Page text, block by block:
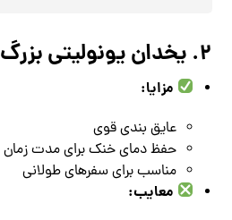
2. یخدان یونولیتی بزرگ:
مزایا:
عایق‌ بندی قوی
حفظ دمای خنک برای مدت زمان
مناسب برای سفرهای طولانی
معایب: